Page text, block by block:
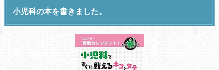
小児科の本を書きました。